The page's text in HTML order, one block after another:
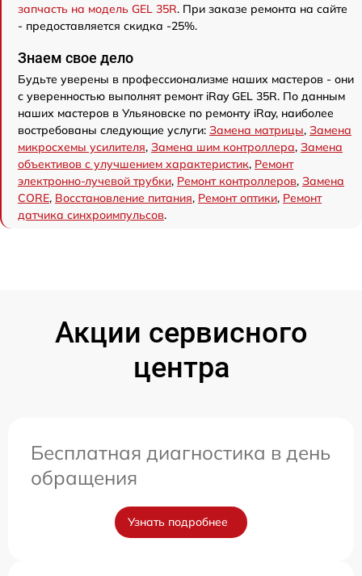
запчасть на модель GEL 35R. При заказе ремонта на сайте
- предоставляется скидка -25%.
Знаем свое дело
Будьте уверены в профессионализме наших мастеров - они
с уверенностью выполнят ремонт iRay GEL 35R. По данным
наших мастеров в Ульяновске по ремонту iRay, наиболее
востребованы следующие услуги: Замена матрицы, Замена
микросхемы усилителя, Замена шим контроллера, Замена
объективов с улучшением характеристик, Ремонт
электронно-лучевой трубки, Ремонт контроллеров, Замена
CORE, Восстановление питания, Ремонт оптики, Ремонт
датчика синхроимпульсов.
Акции сервисного
центра
Бесплатная диагностика в день
обращения
Узнать подробнее